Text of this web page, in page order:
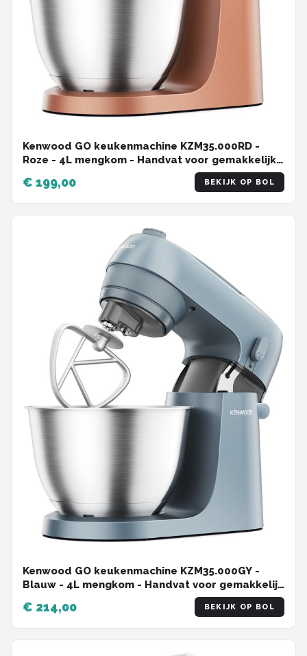
Kenwood GO keukenmachine KZM35.000RD -
Roze - 4L mengkom - Handvat voor gemakkelijk
verplaatsen - Compacte keukenrobot -
Opbergen in keukenkast of lade - [onderdeel GO
collectie]
€ 199,00 BEKIJK OP BOL
Kenwood GO keukenmachine KZM35.000GY -
Blauw - 4L mengkom - Handvat voor gemakkelijk
verplaatsen - Compacte keukenrobot -
Opbergen in keukenkast of lade - [onderdeel GO
collectie]
€ 214,00 BEKIJK OP BOL